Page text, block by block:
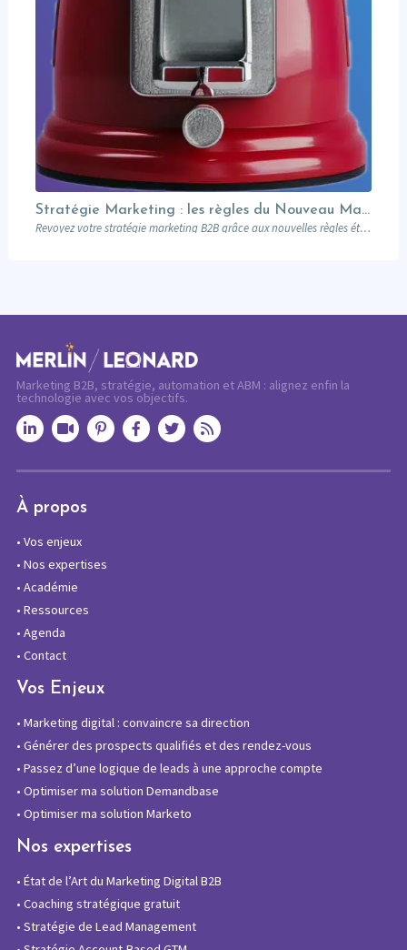
Stratégie Marketing : les règles du Nouveau Manuel B2B selon Jon Miller
Revoyez votre stratégie marketing B2B grâce aux nouvelles règles établies par Jon Miller. Apprenez des erreurs du passé pour réussir dans un marché en constante évolution.
Marketing B2B, stratégie, automation et ABM : alignez enfin la
technologie avec vos objectifs.
À propos
• Vos enjeux
• Nos expertises
• Académie
• Ressources
• Agenda
• Contact
Vos Enjeux
• Marketing digital : convaincre sa direction
• Générer des prospects qualifiés et des rendez-vous
• Passez d’une logique de leads à une approche compte
• Optimiser ma solution Demandbase
• Optimiser ma solution Marketo
Nos expertises
• État de l’Art du Marketing Digital B2B
• Coaching stratégique gratuit
• Stratégie de Lead Management